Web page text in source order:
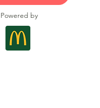
Powered by